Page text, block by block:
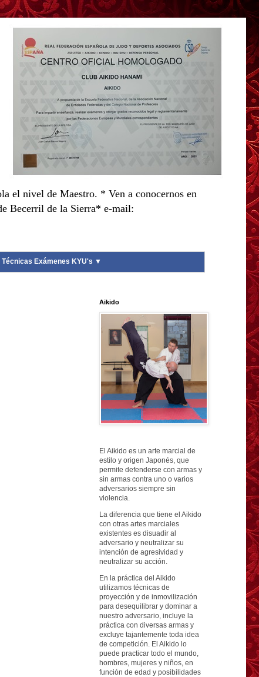
el nivel de Maestro. * Ven a conocernos en
Becerril de la Sierra* e-mail:
Técnicas Exámenes KYU's ▼
Aikido
El Aikido es un arte marcial de
estilo y origen Japonés, que
permite defenderse con armas y
sin armas contra uno o varios
adversarios siempre sin
violencia.
La diferencia que tiene el Aikido
con otras artes marciales
existentes es disuadir al
adversario y neutralizar su
intención de agresividad y
neutralizar su acción.
En la práctica del Aikido
utilizamos técnicas de
proyección y de inmovilización
para desequilibrar y dominar a
nuestro adversario, incluye la
práctica con diversas armas y
excluye tajantemente toda idea
de competición. El Aikido lo
puede practicar todo el mundo,
hombres, mujeres y niños, en
función de edad y posibilidades